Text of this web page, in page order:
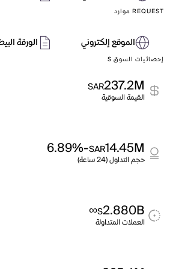
REQUEST موارد
الموقع إلكتروني الورقة
إحصائيات السوق S
237.2M
SAR
القيمة السوقية
14.45M
SAR
-6.89%
حجم التداول (24 ساعة)
2.880B
S
∞
العملات المتداولة